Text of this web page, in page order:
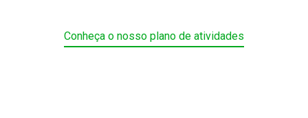
Conheça o nosso plano de atividades